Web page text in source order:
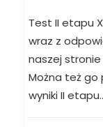
Test II etapu
wraz z
naszej
Można też go
wyniki II